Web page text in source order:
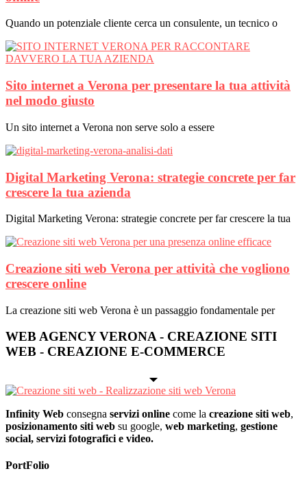
Quando un potenziale cliente cerca un consulente, un tecnico o
Sito internet a Verona per presentare la tua attività
nel modo giusto
Un sito internet a Verona non serve solo a essere
Digital Marketing Verona: strategie concrete per far
crescere la tua azienda
Digital Marketing Verona: strategie concrete per far crescere la tua
Creazione siti web Verona per attività che vogliono
crescere online
La creazione siti web Verona è un passaggio fondamentale per
WEB AGENCY VERONA - CREAZIONE SITI
WEB - CREAZIONE E-COMMERCE
Infinity Web consegna servizi online come la creazione siti web,
posizionamento siti web su google, web marketing, gestione
social, servizi fotografici e video.
PortFolio